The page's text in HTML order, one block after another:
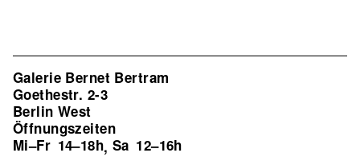
Galerie Bernet Bertram
Goethestr. 2-3
Berlin West
Öffnungszeiten
Mi–Fr 14–18h, Sa 12–16h